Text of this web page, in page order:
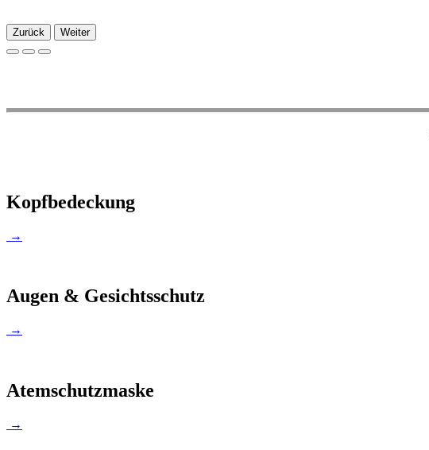
Zurück Weiter
Kopfbedeckung
→
Augen & Gesichtsschutz
→
Atemschutzmaske
→